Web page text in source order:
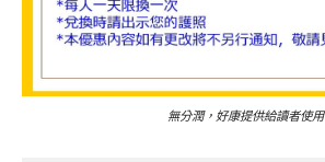
無分潤，好康提供給讀者使用